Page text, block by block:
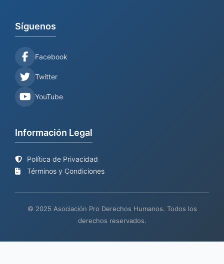
Síguenos
Facebook
Twitter
YouTube
Información Legal
Política de Privacidad
Términos y Condiciones
© 2025 Asociación Pro Derechos Humanos. Todos los
derechos reservados.